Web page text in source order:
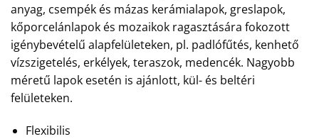
anyag, csempék és mázas kerámialapok, greslapok,
kőporcelánlapok és mozaikok ragasztására fokozott
igénybevételű alapfelületeken, pl. padlófűtés, kenhető
vízszigetelés, erkélyek, teraszok, medencék. Nagyobb
méretű lapok esetén is ajánlott, kül- és beltéri
felületeken.
Flexibilis